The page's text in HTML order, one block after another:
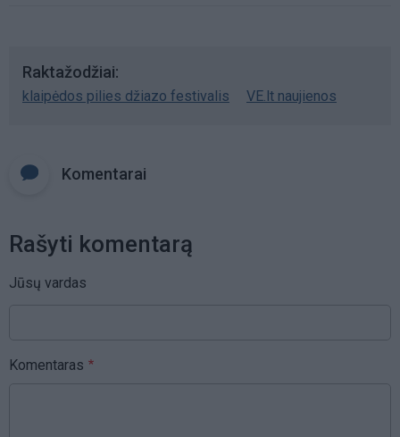
Raktažodžiai
klaipėdos pilies džiazo festivalis VE.lt naujienos
Komentarai
Rašyti komentarą
Jūsų vardas
Komentaras